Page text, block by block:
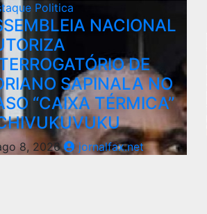
Politica
NACIONAL
DE
SAPINALA NO
“CAIXA TÉRMICA”
8, 2026 jornalfax.net